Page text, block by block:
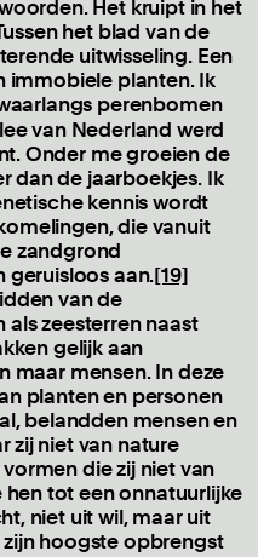
Het kruipt in het
het blad van de
uitwisseling. Een
immobiele planten. Ik
perenbomen
van Nederland werd
Onder me groeien de
dan de jaarboekjes. Ik
kennis wordt
die vanuit
zandgrond
geruisloos aan.[19]
van de
zeesterren naast
gelijk aan
maar mensen. In deze
planten en personen
belandden mensen en
zij niet van nature
die zij niet van
tot een onnatuurlijke
niet uit wil, maar uit
hoogste opbrengst